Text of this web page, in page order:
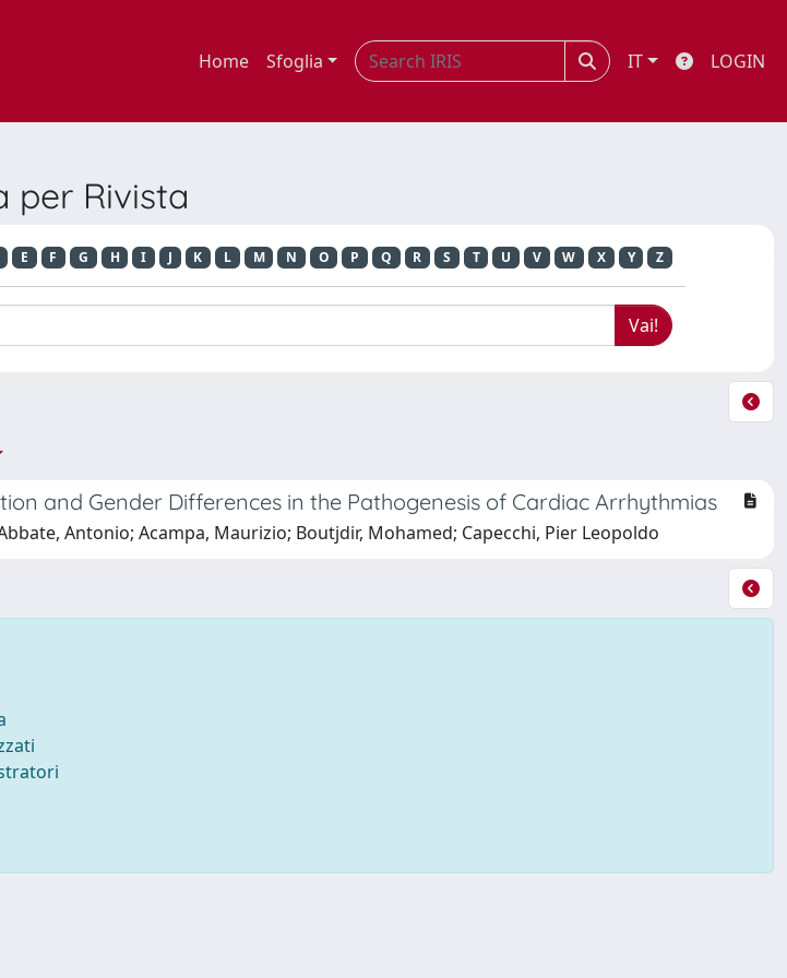
Home Sfoglia IT LOGIN
per Rivista
E F G H I J K L M N O P Q R S T U V W X Y Z
and Gender Differences in the Pathogenesis of Cardiac Arrhythmias
Antonio; Acampa, Maurizio; Boutjdir, Mohamed; Capecchi, Pier Leopoldo